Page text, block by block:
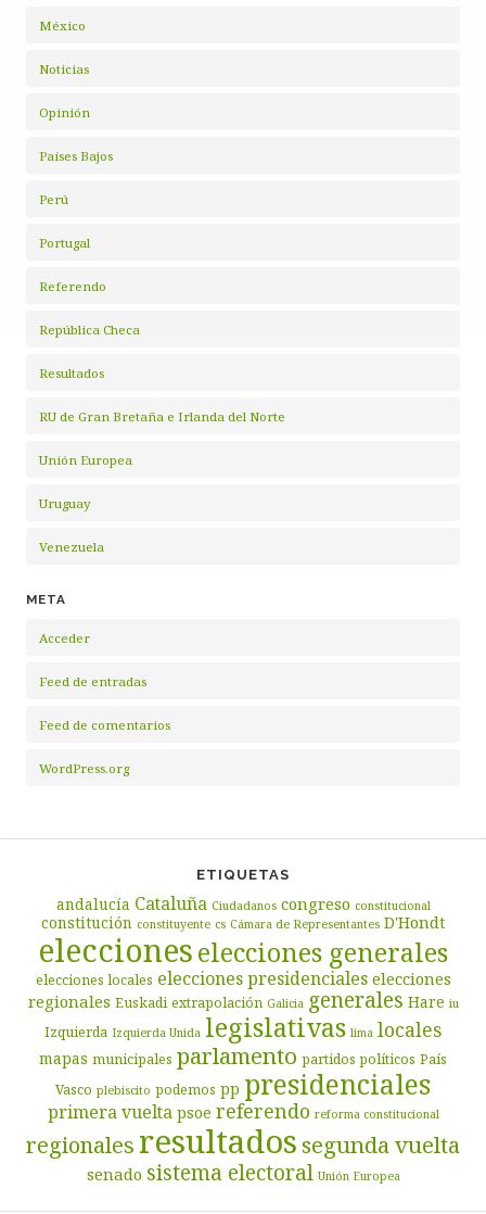
México
Noticias
Opinión
Países Bajos
Perú
Portugal
Referendo
República Checa
Resultados
RU de Gran Bretaña e Irlanda del Norte
Unión Europea
Uruguay
Venezuela
META
Acceder
Feed de entradas
Feed de comentarios
WordPress.org
ETIQUETAS
andalucía Cataluña Ciudadanos congreso constitucional
constitución constituyente cs Cámara de Representantes D'Hondt
eleccioneselecciones generales
elecciones locales elecciones presidenciales elecciones
regionales Euskadi extrapolación Galicia generales Hare iu
Izquierda Izquierda Unida legislativas lima locales
mapas municipales parlamento partidos políticos País
Vasco plebiscito podemos pp presidenciales
primera vuelta psoe referendo reforma constitucional
regionales resultadossegunda vuelta
senado sistema electoral Unión Europea